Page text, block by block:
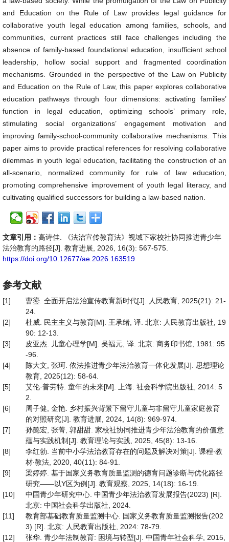
and Education on the Rule of Law provides legal guidance for
collaborative youth legal education among families, schools, and
communities, current practices still face challenges including the
absence of family-based foundational education, insufficient school
leadership, hollow social support and fragmented coordination
mechanisms. Grounded in the perspective of the Law on Publicity
and Education on the Rule of Law, this paper explores collaborative
education pathways through four dimensions: activating families’
function in legal education, optimizing schools’ primary role,
stimulating social organizations’ engagement motivation and
improving family-school-community collaborative mechanisms. This
paper aims to provide practical references for resolving collaborative
dilemmas in youth legal education, facilitating the construction of an
all-scenario, normalized community for rule of law education,
promoting comprehensive improvement of youth legal literacy, and
cultivating qualified successors for building a law-based nation.
文章引用： 高诗佳. 《法治宣传教育法》视域下家校社协同推进青少年
法治教育的路径[J]. 教育进展, 2026, 16(3): 567-575.
https://doi.org/10.12677/ae.2026.163519
参考文献
[1]
曹鎏. 全面开启法治宣传教育新时代[J]. 人民教育, 2025(21): 21-
24.
[2]
杜威. 民主主义与教育[M]. 王承绪, 译. 北京: 人民教育出版社, 19
90: 12-13.
[3]
皮亚杰. 儿童心理学[M]. 吴福元, 译. 北京: 商务印书馆, 1981: 95
-96.
[4]
陈大文, 张珂. 依法推进青少年法治教育一体化发展[J]. 思想理论
教育, 2025(12): 58-64.
[5]
艾伦·普劳特. 童年的未来[M]. 上海: 社会科学院出版社, 2014: 5
2.
[6]
周子健, 金艳. 乡村振兴背景下留守儿童与非留守儿童家庭教育
的对照研究[J]. 教育进展, 2024, 14(8): 969-974.
[7]
孙懿宏, 张菁, 郭甜甜. 家校社协同推进青少年法治教育的价值意
蕴与实践机制[J]. 教育理论与实践, 2025, 45(8): 13-16.
[8]
李红勃. 当前中小学法治教育存在的问题及解决对策[J]. 课程∙教
材∙教法, 2020, 40(11): 84-91.
[9]
梁婷婷. 基于国家义务教育质量监测的德育问题诊断与优化路径
研究——以Y区为例[J]. 教育观察, 2025, 14(18): 16-19.
[10]
中国青少年研究中心. 中国青少年法治教育发展报告(2023) [R].
北京: 中国社会科学出版社, 2024.
[11]
教育部基础教育质量监测中心. 国家义务教育质量监测报告(202
3) [R]. 北京: 人民教育出版社, 2024: 78-79.
[12]
张华. 青少年法制教育: 困境与转型[J]. 中国青年社会科学, 2015,